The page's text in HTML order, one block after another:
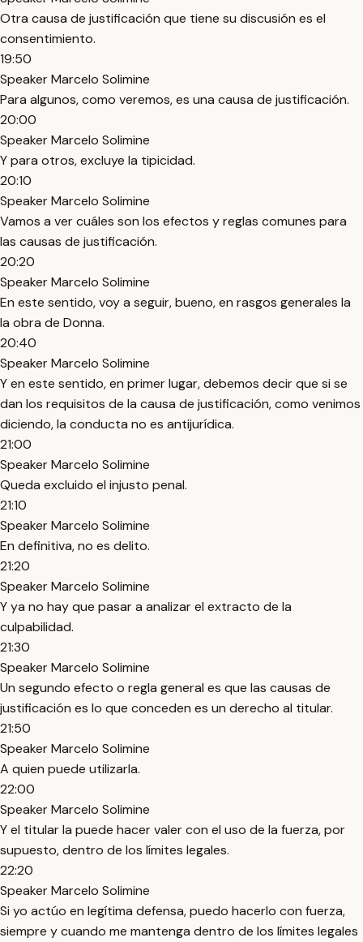
Otra causa de justificación que tiene su discusión es el
consentimiento.
19:50
Speaker Marcelo Solimine
Para algunos, como veremos, es una causa de justificación.
20:00
Speaker Marcelo Solimine
Y para otros, excluye la tipicidad.
20:10
Speaker Marcelo Solimine
Vamos a ver cuáles son los efectos y reglas comunes para
las causas de justificación.
20:20
Speaker Marcelo Solimine
En este sentido, voy a seguir, bueno, en rasgos generales la
la obra de Donna.
20:40
Speaker Marcelo Solimine
Y en este sentido, en primer lugar, debemos decir que si se
dan los requisitos de la causa de justificación, como venimos
diciendo, la conducta no es antijurídica.
21:00
Speaker Marcelo Solimine
Queda excluido el injusto penal.
21:10
Speaker Marcelo Solimine
En definitiva, no es delito.
21:20
Speaker Marcelo Solimine
Y ya no hay que pasar a analizar el extracto de la
culpabilidad.
21:30
Speaker Marcelo Solimine
Un segundo efecto o regla general es que las causas de
justificación es lo que conceden es un derecho al titular.
21:50
Speaker Marcelo Solimine
A quien puede utilizarla.
22:00
Speaker Marcelo Solimine
Y el titular la puede hacer valer con el uso de la fuerza, por
supuesto, dentro de los límites legales.
22:20
Speaker Marcelo Solimine
Si yo actúo en legítima defensa, puedo hacerlo con fuerza,
siempre y cuando me mantenga dentro de los límites legales